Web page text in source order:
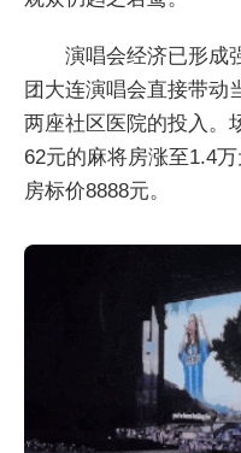
演唱会经济已形成
团大连演唱会直接带动
两座社区医院的投入。
62元的麻将房涨至1.4
房标价8888元。